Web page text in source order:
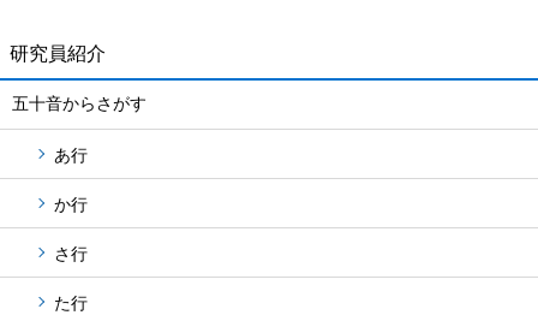
研究員紹介
五十音からさがす
あ行
か行
さ行
た行